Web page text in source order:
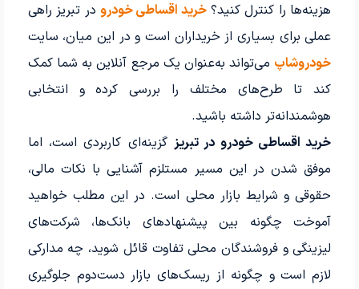
هزینه‌ها را کنترل کنید؟خرید اقساطی خودرو در تبریز راهی
عملی برای بسیاری از خریداران است و در این میان، سایت
خودروشاپ می‌تواند به‌عنوان یک مرجع آنلاین به شما کمک
کند تا طرح‌های مختلف را بررسی کرده و انتخابی
هوشمندانه‌تر داشته باشید.
خرید اقساطی خودرو در تبریز گزینه‌ای کاربردی است، اما
موفق شدن در این مسیر مستلزم آشنایی با نکات مالی،
حقوقی و شرایط بازار محلی است. در این مطلب خواهید
آموخت چگونه بین پیشنهادهای بانک‌ها، شرکت‌های
لیزینگی و فروشندگان محلی تفاوت قائل شوید، چه مدارکی
لازم است و چگونه از ریسک‌های بازار دست‌دوم جلوگیری